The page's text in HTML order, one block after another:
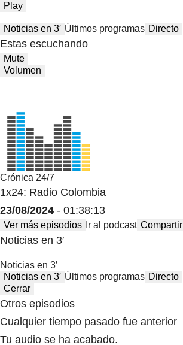
Play
Noticias en 3′ Últimos programas Directo
Estas escuchando
Mute
Volumen
Crónica 24/7
1x24: Radio Colombia
23/08/2024 - 01:38:13
Ver más episodios Ir al podcast Compartir
Noticias en 3′
Noticias en 3′
Noticias en 3′ Últimos programas Directo
Cerrar
Otros episodios
Cualquier tiempo pasado fue anterior
Tu audio se ha acabado.